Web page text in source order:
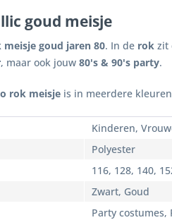
goud meisje
meisje goud jaren 80. In de rok zit
, maar ook jouw 80's & 90's party.
rok meisje is in meerdere
Kinderen,
Polyester
116, 128, 140,
Zwart, Goud
Party costumes,